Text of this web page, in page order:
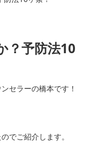
？予防法10
セラーの橋本です！
でご紹介します。